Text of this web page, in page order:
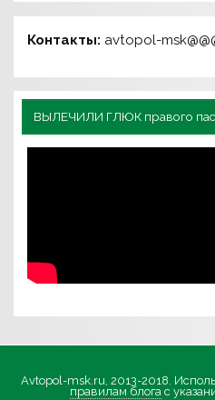
Контакты: avtopol-
ВЫЛЕЧИЛИ ГЛЮК правого
Avtopol-msk.ru, 2013-2018.
правилам блога с